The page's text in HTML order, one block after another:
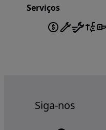
Serviços
Siga-nos